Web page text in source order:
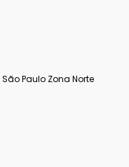
São Paulo Zona Norte